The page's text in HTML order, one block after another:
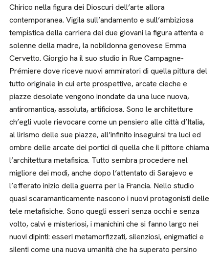
Chirico nella figura dei Dioscuri dell’arte allora
contemporanea. Vigila sull’andamento e sull’ambiziosa
tempistica della carriera dei due giovani la figura attenta e
solenne della madre, la nobildonna genovese Emma
Cervetto. Giorgio ha il suo studio in Rue Campagne-
Prémiere dove riceve nuovi ammiratori di quella pittura del
tutto originale in cui erte prospettive, arcate cieche e
piazze desolate vengono inondate da una luce nuova,
antiromantica, assoluta, artificiosa. Sono le architetture
ch’egli vuole rievocare come un pensiero alle città d’Italia,
al lirismo delle sue piazze, all’infinito inseguirsi tra luci ed
ombre delle arcate dei portici di quella che il pittore chiama
l’architettura metafisica. Tutto sembra procedere nel
migliore dei modi, anche dopo l’attentato di Sarajevo e
l’efferato inizio della guerra per la Francia. Nello studio
quasi scaramanticamente nascono i nuovi protagonisti delle
tele metafisiche. Sono quegli esseri senza occhi e senza
volto, calvi e misteriosi, i manichini che si fanno largo nei
nuovi dipinti: esseri metamorfizzati, silenziosi, enigmatici e
silenti come una nuova umanità che ha superato persino